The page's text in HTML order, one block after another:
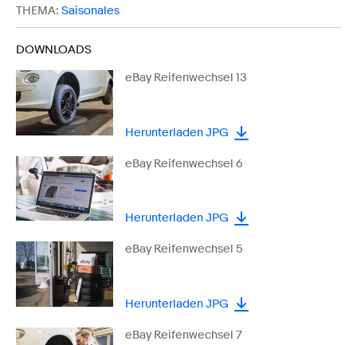
THEMA: Saisonales
DOWNLOADS
eBay Reifenwechsel 13
Herunterladen JPG
eBay Reifenwechsel 6
Herunterladen JPG
eBay Reifenwechsel 5
Herunterladen JPG
eBay Reifenwechsel 7